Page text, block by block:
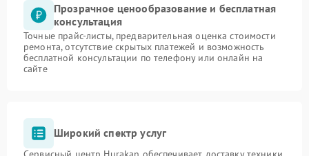
Прозрачное ценообразование и бесплатная
консультация
Точные прайс-листы, предварительная оценка стоимости
ремонта, отсутствие скрытых платежей и возможность
бесплатной консультации по телефону или онлайн на
сайте
Широкий спектр услуг